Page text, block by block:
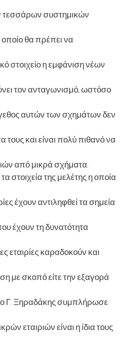
τεσσάρων συστημικών
θα πρέπει να
στοιχείο η εμφάνιση νέων
τον ανταγωνισμό, ωστόσο
αυτών των σχημάτων δεν
τους και είναι πολύ πιθανό να
από μικρά σχήματα.
στοιχεία της μελέτης η οποία
έχουν αντιληφθεί τα σημεία
έχουν τη δυνατότητα
εταιρίες καραδοκούν και
με σκοπό είτε την εξαγορά
Γ. Ξηραδάκης συμπλήρωσε
εταιριών είναι η ίδια τους